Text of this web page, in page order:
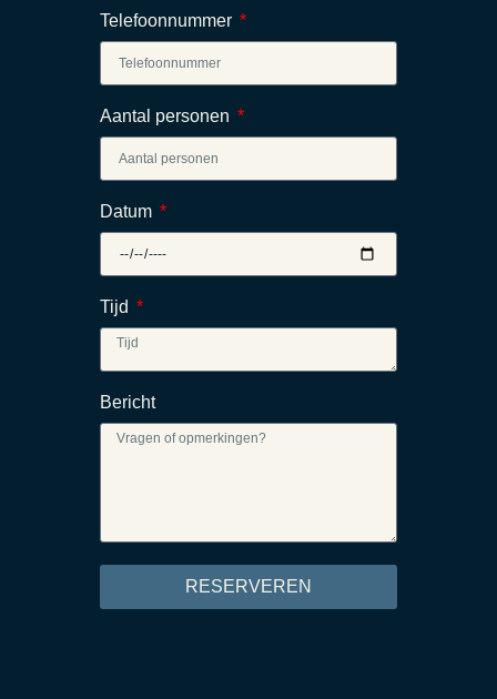
Telefoonnummer
Aantal personen
Datum
Tijd
Bericht
RESERVEREN